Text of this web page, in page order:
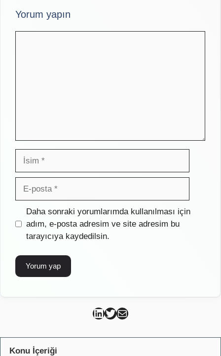
Yorum yapın
İsim
posta
İnternet
sitesi
Daha sonraki yorumlarımda kullanılması için
adım, e-posta adresim ve site adresim bu
tarayıcıya kaydedilsin.
Can Kütahya Linkedin
Can Kütahya Twitter
Can Kütahya Mail
Konu İçeriği